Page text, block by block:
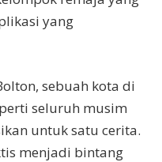
yang
sebuah kota di
seluruh musim
untuk satu cerita.
menjadi bintang